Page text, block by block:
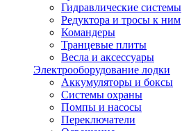
Гидравлические системы
Редуктора и тросы к ним
Командеры
Транцевые плиты
Весла и аксессуары
Электрооборудование лодки
Аккумуляторы и боксы
Системы охраны
Помпы и насосы
Переключатели